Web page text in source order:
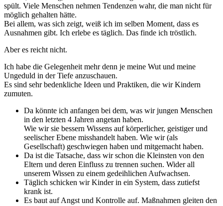
spült. Viele Menschen nehmen Tendenzen wahr, die man nicht für
möglich gehalten hätte.
Bei allem, was sich zeigt, weiß ich im selben Moment, dass es
Ausnahmen gibt. Ich erlebe es täglich. Das finde ich tröstlich.
Aber es reicht nicht.
Ich habe die Gelegenheit mehr denn je meine Wut und meine
Ungeduld in der Tiefe anzuschauen.
Es sind sehr bedenkliche Ideen und Praktiken, die wir Kindern
zumuten.
Da könnte ich anfangen bei dem, was wir jungen Menschen
in den letzten 4 Jahren angetan haben.
Wie wir sie bessern Wissens auf körperlicher, geistiger und
seelischer Ebene misshandelt haben. Wie wir (als
Gesellschaft) geschwiegen haben und mitgemacht haben.
Da ist die Tatsache, dass wir schon die Kleinsten von den
Eltern und deren Einfluss zu trennen suchen. Wider all
unserem Wissen zu einem gedeihlichen Aufwachsen.
Täglich schicken wir Kinder in ein System, dass zutiefst
krank ist.
Es baut auf Angst und Kontrolle auf. Maßnahmen gleiten den